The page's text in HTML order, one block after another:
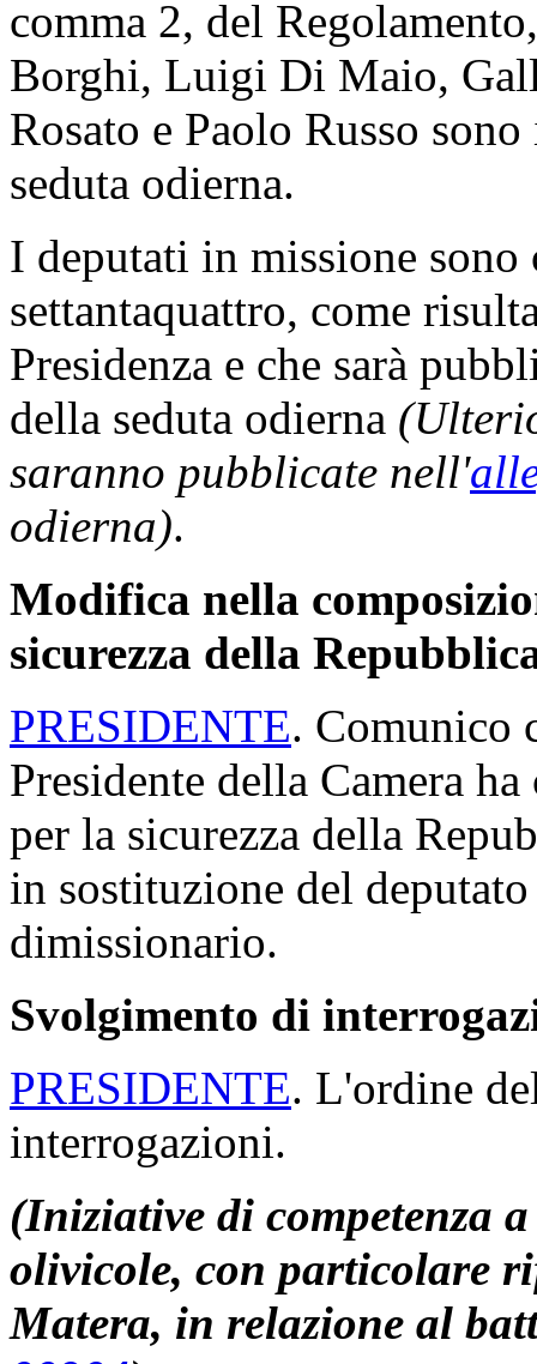
comma 2, del
Borghi, Luigi Di Maio,
Rosato e Paolo Russo
seduta odierna.
I deputati in missione sono
settantaquattro, come
Presidenza e che sarà
della seduta odierna
saranno pubblicate nell'
odierna).
Modifica nella
sicurezza della
PRESIDENTE. Comunico
Presidente della Camera
per la sicurezza della
in sostituzione del
dimissionario.
Svolgimento di
PRESIDENTE. L'ordine
interrogazioni.
(Iniziative di competenza
olivicole, con particolare
Matera, in relazione al